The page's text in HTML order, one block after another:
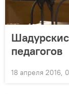
педагогов
18 апреля 2016,